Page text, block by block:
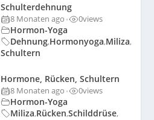
Schulterdehnung
8 Monaten ago • 0views
Hormon-Yoga
Dehnung,Hormonyoga,Miliza,
Schultern
Hormone, Rücken, Schultern
8 Monaten ago • 0views
Hormon-Yoga
Miliza,Rücken,Schilddrüse,